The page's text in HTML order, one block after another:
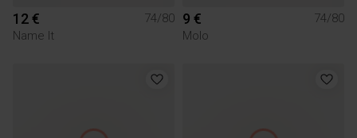
12 €
74/80
Name It
9 €
74/80
Molo